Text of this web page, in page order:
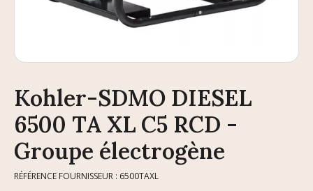
Kohler-SDMO DIESEL
6500 TA XL C5 RCD -
Groupe électrogène
RÉFÉRENCE FOURNISSEUR : 6500TAXL